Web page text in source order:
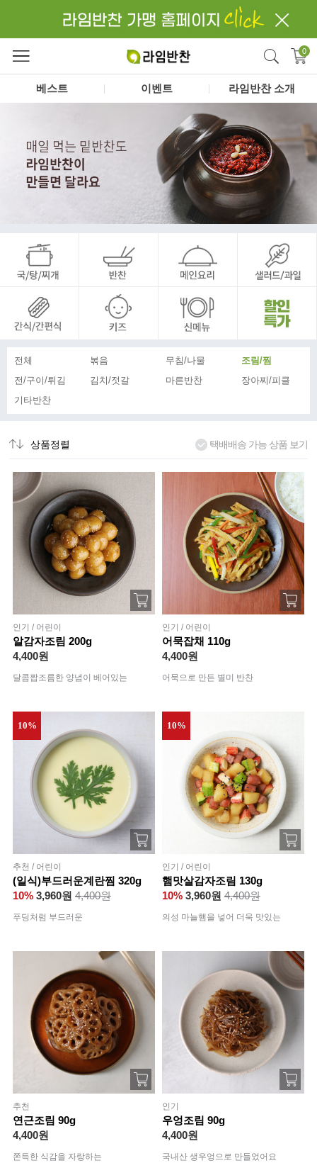
0
베스트 이벤트 라임반찬 소개
전체 볶음 무침/나물
조림/찜
전/구이/튀김
김치/젓갈 마른반찬
장아찌/피클
기타반찬
상품정렬 택배배송 가능 상품 보기
인기 / 어린이
알감자조림 200g
4,400원
달콤짭조름한 양념이 베어있는
인기 / 어린이
어묵잡채 110g
4,400원
어묵으로 만든 별미 반찬
10%
추천 / 어린이
(일식)부드러운계란찜 320g
10% 3,960원 4,400원
푸딩처럼 부드러운
10%
인기 / 어린이
햄맛살감자조림 130g
10% 3,960원 4,400원
의성 마늘햄을 넣어 더욱 맛있는
추천
연근조림 90g
4,400원
쫀득한 식감을 자랑하는
인기
우엉조림 90g
4,400원
국내산 생우엉으로 만들었어요